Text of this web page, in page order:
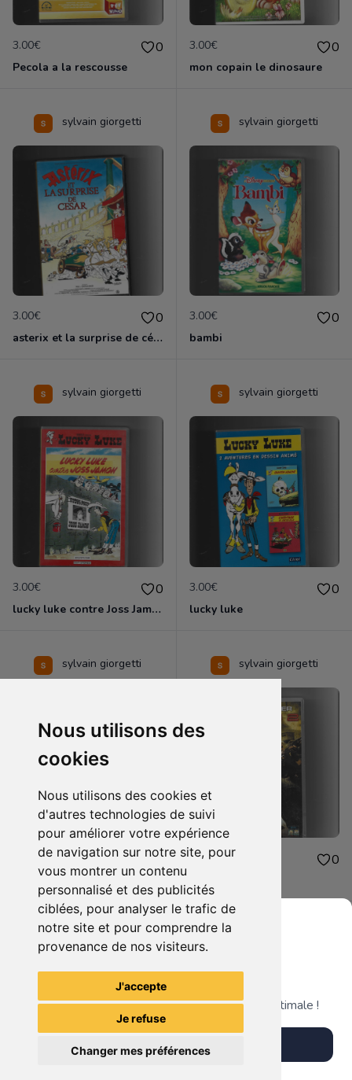
Nous utilisons des
cookies
Nous utilisons des cookies et
d'autres technologies de suivi
pour améliorer votre expérience
de navigation sur notre site, pour
vous montrer un contenu
personnalisé et des publicités
ciblées, pour analyser le trafic de
notre site et pour comprendre la
provenance de nos visiteurs.
J'accepte
Je refuse
Changer mes préférences
3.00€ 0
Pecola a la rescousse
3.00€ 0
mon copain le dinosaure
sylvain giorgetti
3.00€ 0
asterix et la surprise de césar
sylvain giorgetti
3.00€ 0
bambi
sylvain giorgetti
3.00€ 0
lucky luke contre Joss Jamon
sylvain giorgetti
3.00€ 0
lucky luke
sylvain giorgetti
3.00€ 0
grosse fatigue
sylvain giorgetti
3.00€ 0
Voir tous les articles du vendeur
Grenier du Geek
Télécharge notre app pour une expérience optimale !
Télécharger l'app